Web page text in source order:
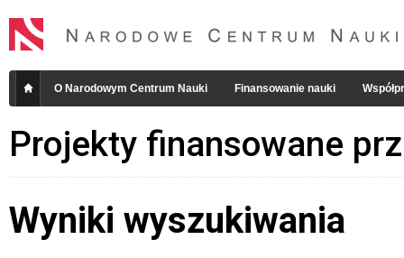
O Narodowym Centrum Nauki Finansowanie nauki
Projekty finansowane
Wyniki wyszukiwania